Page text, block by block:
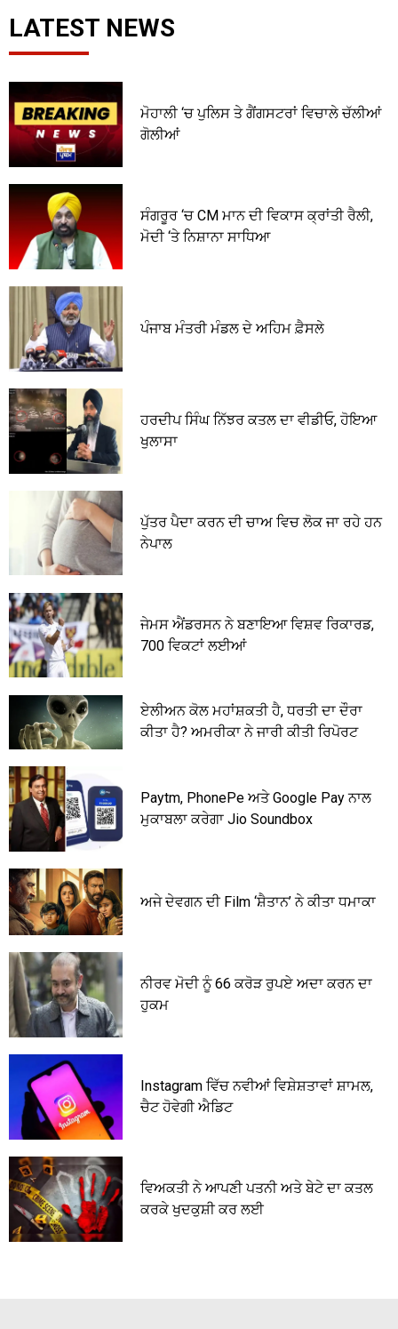
LATEST NEWS
ਮੋਹਾਲੀ ‘ਚ ਪੁਲਿਸ ਤੇ ਗੈਂਗਸਟਰਾਂ ਵਿਚਾਲੇ ਚੱਲੀਆਂ
ਗੋਲੀਆਂ
ਸੰਗਰੂਰ ‘ਚ CM ਮਾਨ ਦੀ ਵਿਕਾਸ ਕ੍ਰਾਂਤੀ ਰੈਲੀ,
ਮੋਦੀ ‘ਤੇ ਨਿਸ਼ਾਨਾ ਸਾਧਿਆ
ਪੰਜਾਬ ਮੰਤਰੀ ਮੰਡਲ ਦੇ ਅਹਿਮ ਫ਼ੈਸਲੇ
ਹਰਦੀਪ ਸਿੰਘ ਨਿੱਝਰ ਕਤਲ ਦਾ ਵੀਡੀਓ, ਹੋਇਆ
ਖੁਲਾਸਾ
ਪੁੱਤਰ ਪੈਦਾ ਕਰਨ ਦੀ ਚਾਅ ਵਿਚ ਲੋਕ ਜਾ ਰਹੇ ਹਨ
ਨੇਪਾਲ
ਜੇਮਸ ਐਂਡਰਸਨ ਨੇ ਬਣਾਇਆ ਵਿਸ਼ਵ ਰਿਕਾਰਡ,
700 ਵਿਕਟਾਂ ਲਈਆਂ
ਏਲੀਅਨ ਕੋਲ ਮਹਾਂਸ਼ਕਤੀ ਹੈ, ਧਰਤੀ ਦਾ ਦੌਰਾ
ਕੀਤਾ ਹੈ? ਅਮਰੀਕਾ ਨੇ ਜਾਰੀ ਕੀਤੀ ਰਿਪੋਰਟ
Paytm, PhonePe ਅਤੇ Google Pay ਨਾਲ
ਮੁਕਾਬਲਾ ਕਰੇਗਾ Jio Soundbox
ਅਜੇ ਦੇਵਗਨ ਦੀ Film ‘ਸ਼ੈਤਾਨ’ ਨੇ ਕੀਤਾ ਧਮਾਕਾ
ਨੀਰਵ ਮੋਦੀ ਨੂੰ 66 ਕਰੋੜ ਰੁਪਏ ਅਦਾ ਕਰਨ ਦਾ
ਹੁਕਮ
Instagram ਵਿੱਚ ਨਵੀਆਂ ਵਿਸ਼ੇਸ਼ਤਾਵਾਂ ਸ਼ਾਮਲ,
ਚੈਟ ਹੋਵੇਗੀ ਐਡਿਟ
ਵਿਅਕਤੀ ਨੇ ਆਪਣੀ ਪਤਨੀ ਅਤੇ ਬੇਟੇ ਦਾ ਕਤਲ
ਕਰਕੇ ਖੁਦਕੁਸ਼ੀ ਕਰ ਲਈ